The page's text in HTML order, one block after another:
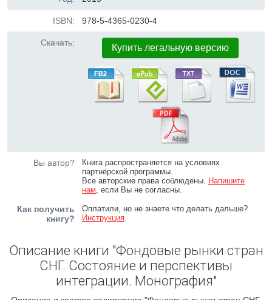
ISBN: 978-5-4365-0230-4
Скачать: Купить легальную версию
Вы автор?
Книга распространяется на условиях
партнёрской программы.
Все авторские права соблюдены. Напишите
нам, если Вы не согласны.
Как получить
книгу?
Оплатили, но не знаете что делать дальше?
Инструкция.
Описание книги "Фондовые рынки стран
СНГ. Состояние и перспективы
интеграции. Монография"